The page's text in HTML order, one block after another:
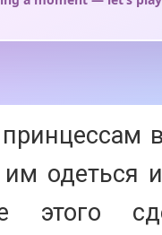
одеться